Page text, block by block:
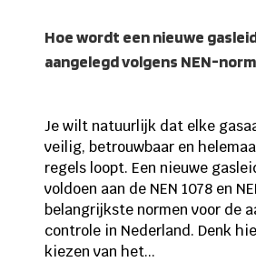
Hoe wordt een nieuwe
aangelegd volgens NEN-
Je wilt natuurlijk dat elke
veilig, betrouwbaar en
regels loopt. Een nieuwe
voldoen aan de NEN 1078 en
belangrijkste normen voor de
controle in Nederland. Denk
kiezen van het...